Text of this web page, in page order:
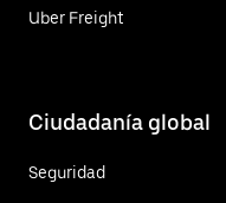
Uber Freight
Ciudadanía global
Seguridad